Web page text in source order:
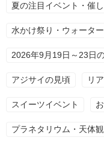
夏の注目イベント・催
水かけ祭り・ウォータ
2026年9月19日～23日
アジサイの見頃 リ
スイーツイベント
プラネタリウム・天体観